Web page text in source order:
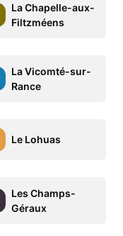
La Chapelle-aux-
Filtzméens
La Vicomté-sur-
Rance
Le Lohuas
Les Champs-
Géraux